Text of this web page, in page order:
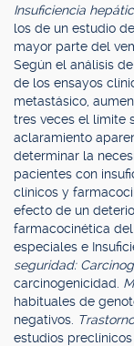
Insuficiencia
los de un estudio
mayor parte del
Según el análisis
de los ensayos
metastásico,
tres veces el límite
aclaramiento
determinar la
pacientes con
clínicos y
efecto de un
farmacocinética
especiales e
seguridad:
carcinogenicidad.
habituales de
negativos.
estudios